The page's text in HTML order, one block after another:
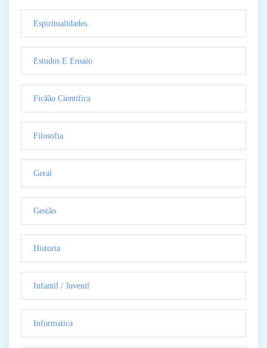
Espiritualidades
Estudos E Ensaio
Ficãão Cientifica
Filosofia
Geral
Gestão
Historia
Infantil / Juvenil
Informatica